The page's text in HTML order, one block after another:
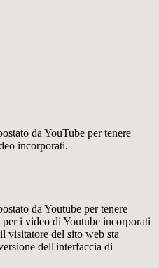
da YouTube per tenere
incorporati.
da Youtube per tenere
i video di Youtube incorporati
visitatore del sito web sta
dell'interfaccia di